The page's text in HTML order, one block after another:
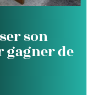
son
gagner de